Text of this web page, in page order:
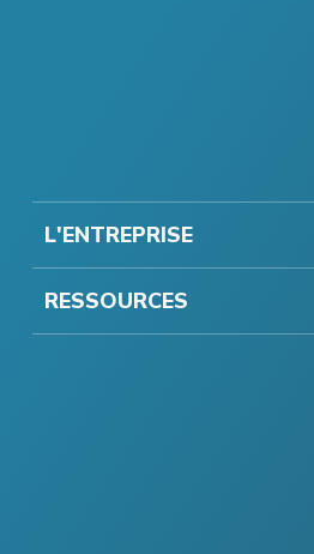
L'ENTREPRISE
RESSOURCES